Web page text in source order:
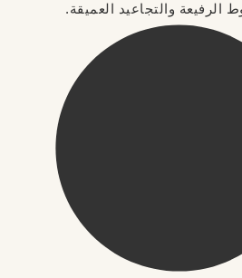
الرفيعة والتجاعيد العميقة.